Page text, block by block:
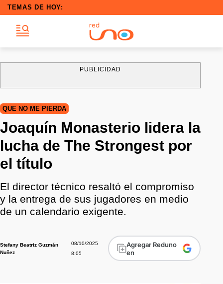
TEMAS DE HOY:
PUBLICIDAD
QUE NO ME PIERDA
Joaquín Monasterio lidera la
lucha de The Strongest por
el título
El director técnico resaltó el compromiso
y la entrega de sus jugadores en medio
de un calendario exigente.
Stefany Beatriz Guzmán
Nuñez
08/10/2025
8:05
Agregar Reduno
en